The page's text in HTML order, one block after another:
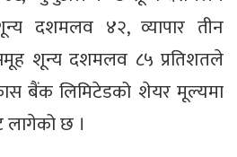
दशमलव ४२, व्यापार तीन
शून्य दशमलव ८५ प्रतिशतले
बैंक लिमिटेडको शेयर मूल्यमा
छ ।